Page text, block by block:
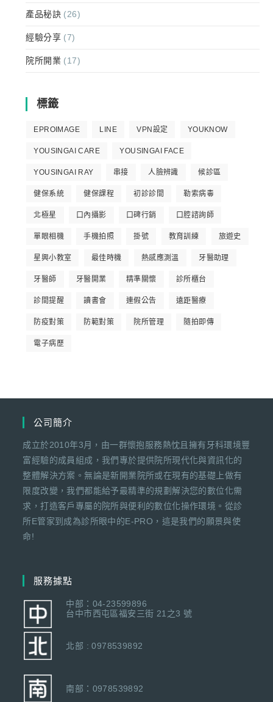
產品秘訣 (26)
經驗分享 (7)
院所開業 (17)
標籤
EPROIMAGE LINE VPN設定 YOUKNOW
YOUSINGAI CARE YOUSINGAI FACE
YOUSINGAI RAY 串接 人臉辨識 候診區
健保系統 健保課程 初診診間 勒索病毒
北極星 口內攝影 口碑行銷 口腔諮詢師
單眼相機 手機拍照 掛號 教育訓練 旅遊史
星興小教室 最佳時機 熱感應測溫 牙醫助理
牙醫師 牙醫開業 精準關懷 診所櫃台
診間提醒 讀書會 連假公告 遠距醫療
防疫對策 防範對策 院所管理 隨拍即傳
電子病歷
公司簡介
成立於2010年3月，由一群懷抱服務熱忱且擁有牙科環境豐
富經驗的成員組成，我們專於提供院所現代化與資訊化的
整體解決方案。無論是新開業院所或在現有的基礎上做有
限度改變，我們都能給予最精準的規劃解決您的數位化需
求，打造客戶專屬的院所與便利的數位化操作環境。從診
所E管家到成為診所眼中的E-PRO，這是我們的願景與使
命!
服務據點
中部：04-23599896
台中市西屯區福安三街 21之3 號
北部 : 0978539892
南部：0978539892